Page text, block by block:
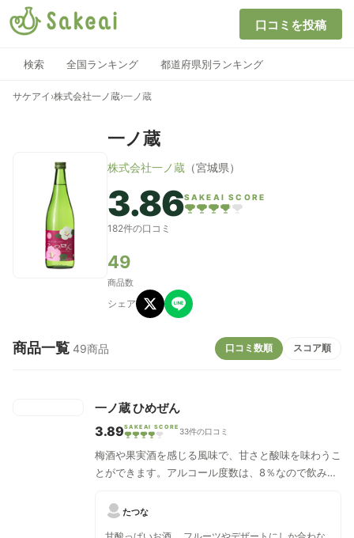
口コミを投稿
検索 全国ランキング 都道府県別ランキング
サケアイ ›株式会社一ノ蔵›一ノ蔵
一ノ蔵
株式会社一ノ蔵 （宮城県）
3.86SAKEAI SCORE
182件の口コミ
49
商品数
シェア
商品一覧 49商品 口コミ数順 スコア順
一ノ蔵 ひめぜん
3.89SAKEAI SCORE 33件の口コミ
梅酒や果実酒を感じる風味で、甘さと酸味を味わうこ
とができます。アルコール度数は、8％なので飲みや
たつな